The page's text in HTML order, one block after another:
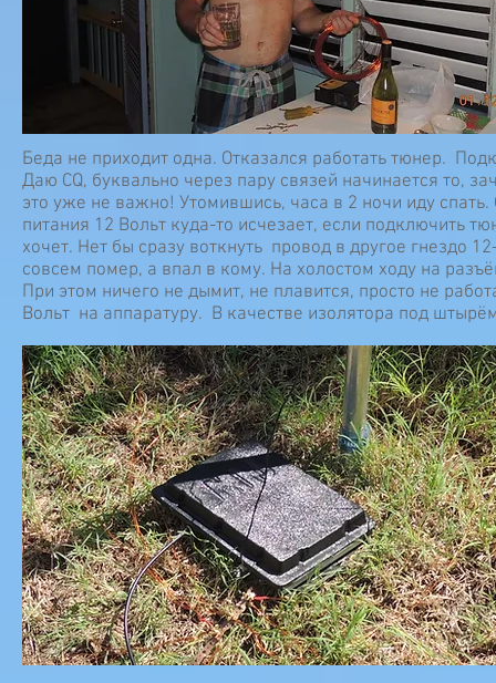
Беда не приходит одна. Отказался работать тюнер.
Даю CQ, буквально через пару связей начинается то,
это уже не важно! Утомившись, часа в 2 ночи иду
питания 12 Вольт куда-то исчезает, если подключить
хочет. Нет бы сразу воткнуть провод в другое гнездо
совсем помер, а впал в кому. На холостом ходу на
При этом ничего не дымит, не плавится, просто не
Вольт на аппаратуру. В качестве изолятора под